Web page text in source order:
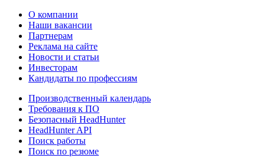
О компании
Наши вакансии
Партнерам
Реклама на сайте
Новости и статьи
Инвесторам
Кандидаты по профессиям
Производственный календарь
Требования к ПО
Безопасный HeadHunter
HeadHunter API
Поиск работы
Поиск по резюме